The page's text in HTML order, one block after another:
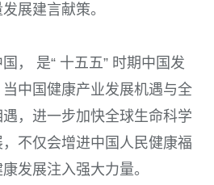
展建言献策。
， 是“ 十五五” 时期中国发
中国健康产业发展机遇与全
，进一步加快全球生命科学
不仅会增进中国人民健康福
发展注入强大力量。